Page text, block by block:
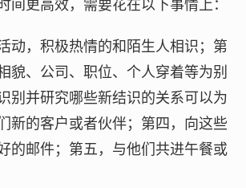
间更高效，需要花在以下事情上：
动，积极热情的和陌生人相识；第
貌、公司、职位、个人穿着等为别
别并研究哪些新结识的关系可以为
新的客户或者伙伴；第四，向这些
的邮件；第五，与他们共进午餐或